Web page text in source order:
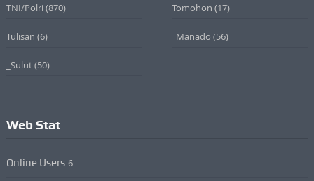
TNI/Polri (870) Tomohon (17)
Tulisan (6) _Manado (56)
_Sulut(50)
Web Stat
Online Users:6